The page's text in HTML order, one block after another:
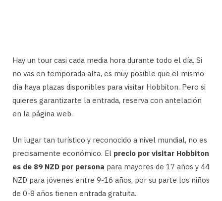
Hay un tour casi cada media hora durante todo el día. Si
no vas en temporada alta, es muy posible que el mismo
día haya plazas disponibles para visitar Hobbiton. Pero si
quieres garantizarte la entrada, reserva con antelación
en la página web.
Un lugar tan turístico y reconocido a nivel mundial, no es
precisamente económico. El precio por visitar Hobbiton
es de 89 NZD por persona para mayores de 17 años y 44
NZD para jóvenes entre 9-16 años, por su parte los niños
de 0-8 años tienen entrada gratuita.